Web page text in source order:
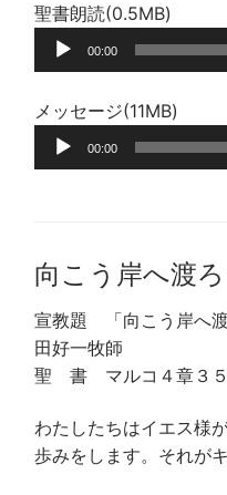
聖書朗読(0.5MB)
声
レ
00:00
メッセージ(11MB)
声
ヤ
00:00
向こう岸へ渡
宣教題 「向こ
田好一牧師
聖 書 マルコ４章３５
わたしたちはイエス様
歩みをします。それが